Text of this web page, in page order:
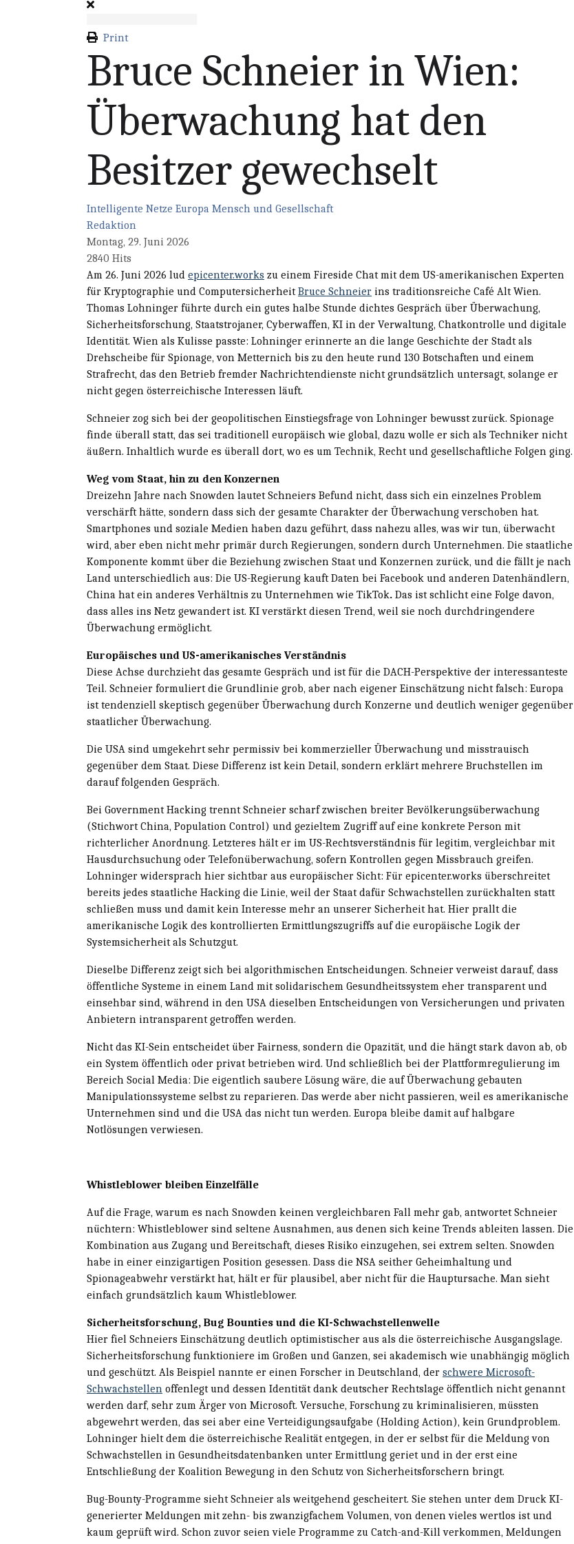
Print
Bruce Schneier in Wien:
Überwachung hat den
Besitzer gewechselt
Intelligente Netze Europa Mensch und Gesellschaft
Redaktion
Montag, 29. Juni 2026
2840 Hits
Am 26. Juni 2026 lud epicenter.works zu einem Fireside Chat mit dem US-amerikanischen Experten
für Kryptographie und ComputersicherheitBruce Schneier ins traditionsreiche Café Alt Wien.
Thomas Lohninger führte durch ein gutes halbe Stunde dichtes Gespräch über Überwachung,
Sicherheitsforschung, Staatstrojaner, Cyberwaffen, KI in der Verwaltung, Chatkontrolle und digitale
Identität. Wien als Kulisse passte: Lohninger erinnerte an die lange Geschichte der Stadt als
Drehscheibe für Spionage, von Metternich bis zu den heute rund 130 Botschaften und einem
Strafrecht, das den Betrieb fremder Nachrichtendienste nicht grundsätzlich untersagt, solange er
nicht gegen österreichische Interessen läuft.
Schneier zog sich bei der geopolitischen Einstiegsfrage von Lohninger bewusst zurück. Spionage
finde überall statt, das sei traditionell europäisch wie global, dazu wolle er sich als Techniker nicht
äußern. Inhaltlich wurde es überall dort, wo es um Technik, Recht und gesellschaftliche Folgen ging.
Weg vom Staat, hin zu den Konzernen
Dreizehn Jahre nach Snowden lautet Schneiers Befund nicht, dass sich ein einzelnes Problem
verschärft hätte, sondern dass sich der gesamte Charakter der Überwachung verschoben hat.
Smartphones und soziale Medien haben dazu geführt, dass nahezu alles, was wir tun, überwacht
wird, aber eben nicht mehr primär durch Regierungen, sondern durch Unternehmen. Die staatliche
Komponente kommt über die Beziehung zwischen Staat und Konzernen zurück, und die fällt je nach
Land unterschiedlich aus: Die US-Regierung kauft Daten bei Facebook und anderen Datenhändlern,
China hat ein anderes Verhältnis zu Unternehmen wie TikTok. Das ist schlicht eine Folge davon,
dass alles ins Netz gewandert ist. KI verstärkt diesen Trend, weil sie noch durchdringendere
Überwachung ermöglicht.
Europäisches und US-amerikanisches Verständnis
Diese Achse durchzieht das gesamte Gespräch und ist für die DACH-Perspektive der interessanteste
Teil. Schneier formuliert die Grundlinie grob, aber nach eigener Einschätzung nicht falsch: Europa
ist tendenziell skeptisch gegenüber Überwachung durch Konzerne und deutlich weniger gegenüber
staatlicher Überwachung.
Die USA sind umgekehrt sehr permissiv bei kommerzieller Überwachung und misstrauisch
gegenüber dem Staat. Diese Differenz ist kein Detail, sondern erklärt mehrere Bruchstellen im
darauf folgenden Gespräch.
Bei Government Hacking trennt Schneier scharf zwischen breiter Bevölkerungsüberwachung
(Stichwort China, Population Control) und gezieltem Zugriff auf eine konkrete Person mit
richterlicher Anordnung. Letzteres hält er im US-Rechtsverständnis für legitim, vergleichbar mit
Hausdurchsuchung oder Telefonüberwachung, sofern Kontrollen gegen Missbrauch greifen.
Lohninger widersprach hier sichtbar aus europäischer Sicht: Für epicenter.works überschreitet
bereits jedes staatliche Hacking die Linie, weil der Staat dafür Schwachstellen zurückhalten statt
schließen muss und damit kein Interesse mehr an unserer Sicherheit hat. Hier prallt die
amerikanische Logik des kontrollierten Ermittlungszugriffs auf die europäische Logik der
Systemsicherheit als Schutzgut.
Dieselbe Differenz zeigt sich bei algorithmischen Entscheidungen. Schneier verweist darauf, dass
öffentliche Systeme in einem Land mit solidarischem Gesundheitssystem eher transparent und
einsehbar sind, während in den USA dieselben Entscheidungen von Versicherungen und privaten
Anbietern intransparent getroffen werden.
Nicht das KI-Sein entscheidet über Fairness, sondern die Opazität, und die hängt stark davon ab, ob
ein System öffentlich oder privat betrieben wird. Und schließlich bei der Plattformregulierung im
Bereich Social Media: Die eigentlich saubere Lösung wäre, die auf Überwachung gebauten
Manipulationssysteme selbst zu reparieren. Das werde aber nicht passieren, weil es amerikanische
Unternehmen sind und die USA das nicht tun werden. Europa bleibe damit auf halbgare
Notlösungen verwiesen.
Whistleblower bleiben Einzelfälle
Auf die Frage, warum es nach Snowden keinen vergleichbaren Fall mehr gab, antwortet Schneier
nüchtern: Whistleblower sind seltene Ausnahmen, aus denen sich keine Trends ableiten lassen. Die
Kombination aus Zugang und Bereitschaft, dieses Risiko einzugehen, sei extrem selten. Snowden
habe in einer einzigartigen Position gesessen. Dass die NSA seither Geheimhaltung und
Spionageabwehr verstärkt hat, hält er für plausibel, aber nicht für die Hauptursache. Man sieht
einfach grundsätzlich kaum Whistleblower.
Sicherheitsforschung, Bug Bounties und die KI-Schwachstellenwelle
Hier fiel Schneiers Einschätzung deutlich optimistischer aus als die österreichische Ausgangslage.
Sicherheitsforschung funktioniere im Großen und Ganzen, sei akademisch wie unabhängig möglich
und geschützt. Als Beispiel nannte er einen Forscher in Deutschland, der schwere Microsoft-
Schwachstellen offenlegt und dessen Identität dank deutscher Rechtslage öffentlich nicht genannt
werden darf, sehr zum Ärger von Microsoft. Versuche, Forschung zu kriminalisieren, müssten
abgewehrt werden, das sei aber eine Verteidigungsaufgabe (Holding Action), kein Grundproblem.
Lohninger hielt dem die österreichische Realität entgegen, in der er selbst für die Meldung von
Schwachstellen in Gesundheitsdatenbanken unter Ermittlung geriet und in der erst eine
Entschließung der Koalition Bewegung in den Schutz von Sicherheitsforschern bringt.
Bug-Bounty-Programme sieht Schneier als weitgehend gescheitert. Sie stehen unter dem Druck KI-
generierter Meldungen mit zehn- bis zwanzigfachem Volumen, von denen vieles wertlos ist und
kaum geprüft wird. Schon zuvor seien viele Programme zu Catch-and-Kill verkommen, Meldungen